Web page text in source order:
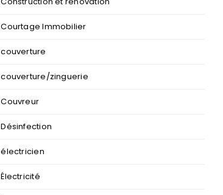
Courtage Immobilier
couverture
couverture/zinguerie
Couvreur
Désinfection
électricien
Électricité